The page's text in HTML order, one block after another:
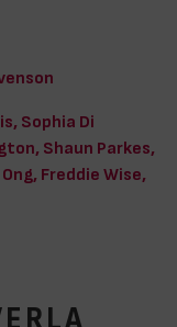
Sophia Di
Shaun Parkes,
Freddie Wise,